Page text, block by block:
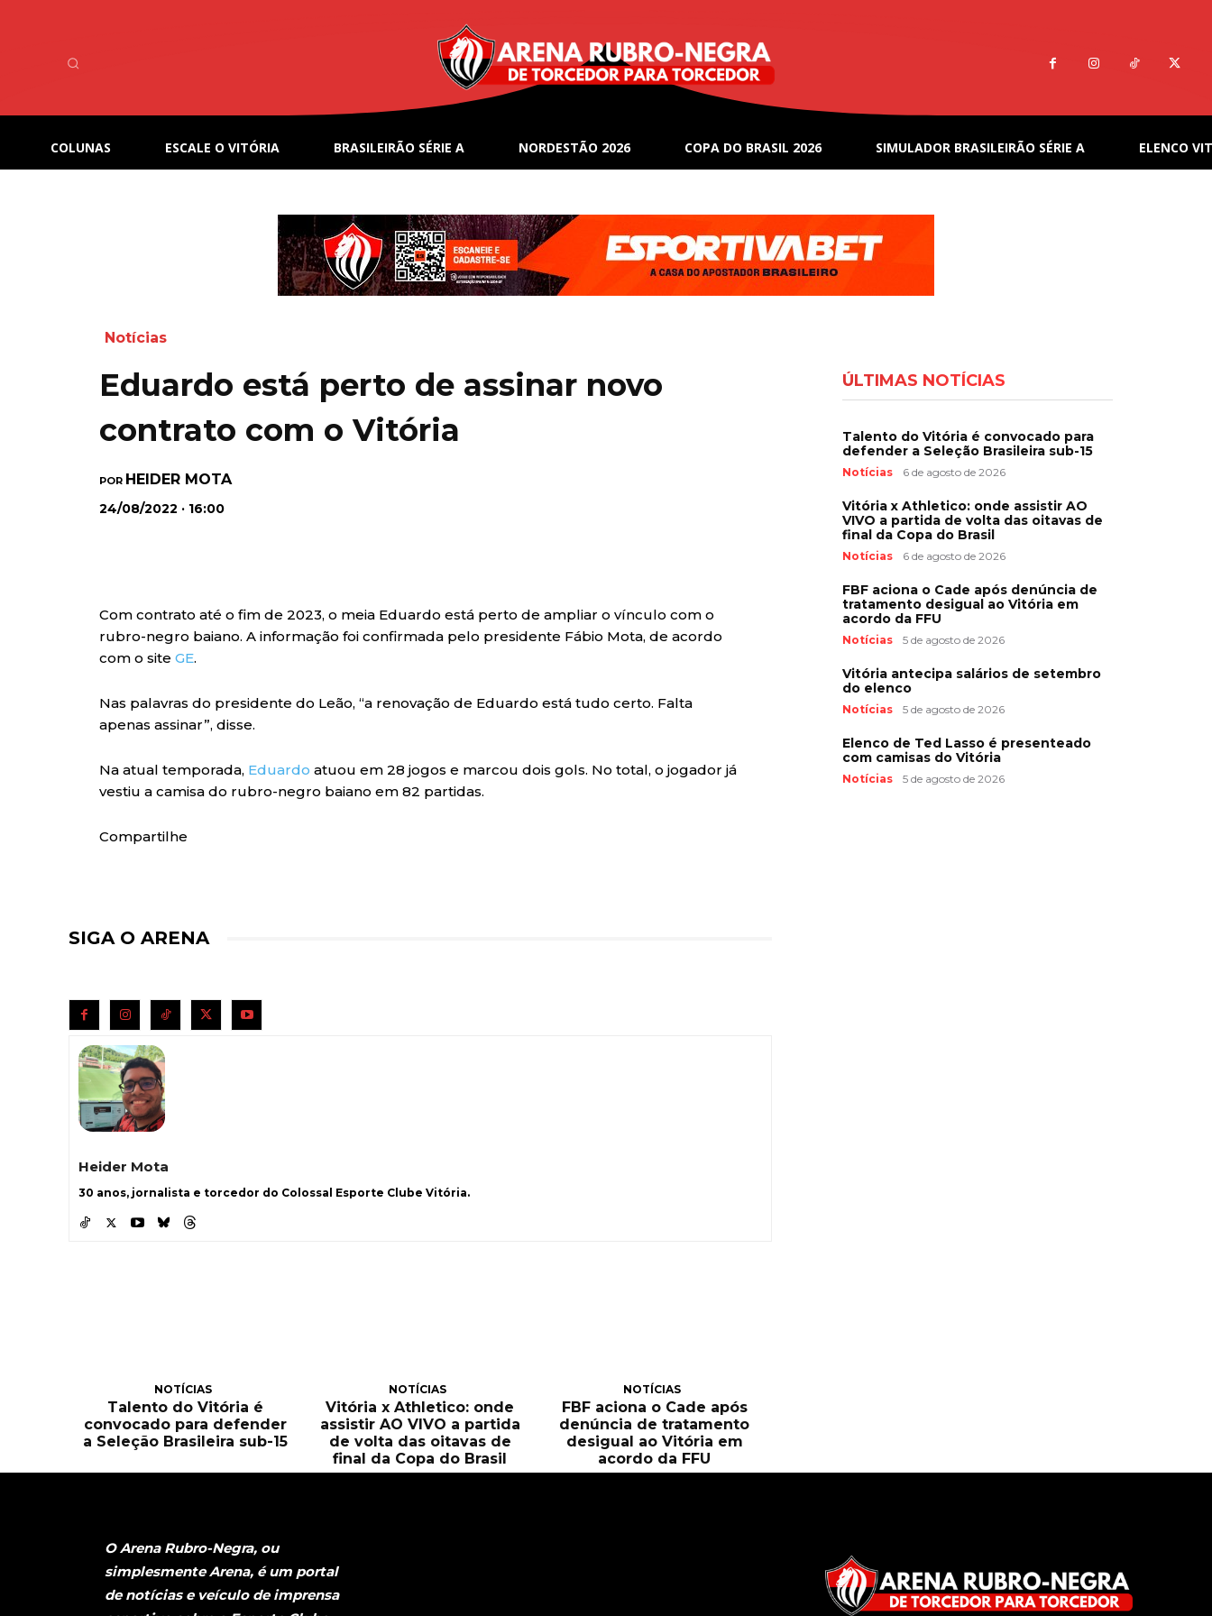
COLUNAS ESCALE O VITÓRIA BRASILEIRÃO SÉRIE A NORDESTÃO 2026 COPA DO BRASIL 2026 SIMULADOR BRASILEIRÃO SÉRIE A ELENCO
Notícias
Eduardo está perto de assinar novo
contrato com o Vitória
POR HEIDER MOTA
24/08/2022 · 16:00
Com contrato até o fim de 2023, o meia Eduardo está perto de ampliar o vínculo com o
rubro-negro baiano. A informação foi confirmada pelo presidente Fábio Mota, de acordo
com o site GE.
Nas palavras do presidente do Leão, “a renovação de Eduardo está tudo certo. Falta
apenas assinar”, disse.
Na atual temporada, Eduardo atuou em 28 jogos e marcou dois gols. No total, o jogador já
vestiu a camisa do rubro-negro baiano em 82 partidas.
Compartilhe
SIGA O ARENA
Heider Mota
30 anos, jornalista e torcedor do Colossal Esporte Clube Vitória.
NOTÍCIAS
Talento do Vitória é
convocado para defender
a Seleção Brasileira sub-15
NOTÍCIAS
Vitória x Athletico: onde
assistir AO VIVO a partida
de volta das oitavas de
final da Copa do Brasil
NOTÍCIAS
FBF aciona o Cade após
denúncia de tratamento
desigual ao Vitória em
acordo da FFU
ÚLTIMAS NOTÍCIAS
Talento do Vitória é convocado para
defender a Seleção Brasileira sub-15
Notícias 6 de agosto de 2026
Vitória x Athletico: onde assistir AO
VIVO a partida de volta das oitavas de
final da Copa do Brasil
Notícias 6 de agosto de 2026
FBF aciona o Cade após denúncia de
tratamento desigual ao Vitória em
acordo da FFU
Notícias 5 de agosto de 2026
Vitória antecipa salários de setembro
do elenco
Notícias 5 de agosto de 2026
Elenco de Ted Lasso é presenteado
com camisas do Vitória
Notícias 5 de agosto de 2026
O Arena Rubro-Negra, ou
simplesmente Arena, é um portal
de notícias e veículo de imprensa